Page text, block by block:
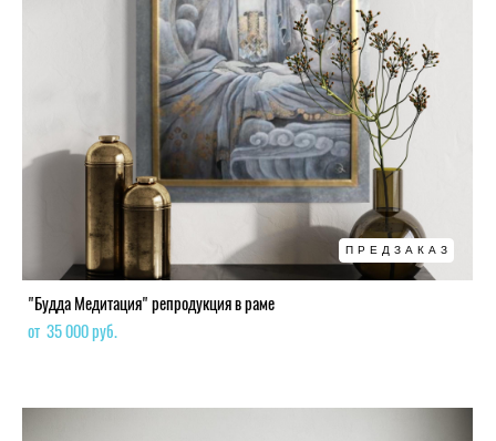
ПРЕДЗАКАЗ
"Будда Медитация" репродукция в раме
от 35 000 pуб.